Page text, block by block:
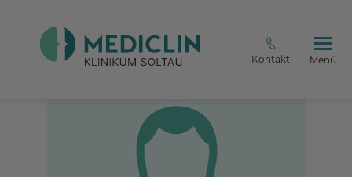
Kontakt Menü